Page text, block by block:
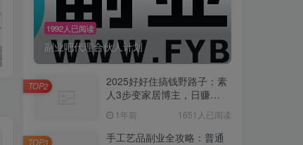
抖音快手火影忍者互动无人直播 蓝海赛道快速起号 日入5000+ （16644期）2025虚拟资料变现实操：选品+素材制作+笔记发布+自动发货，一个月变现10w+
1992人已阅读
副业吧代理合伙人计划
2025好好住搞钱野路子：素
人3步变家居博主，日赚
500+保姆级教程
1年前 1651人已阅读
TOP2
手工艺品副业全攻略：普通
TOP3